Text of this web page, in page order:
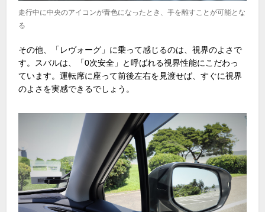
走行中に中央のアイコンが青色になったとき、手を離すことが可能とな
る
その他、「レヴォーグ」に乗って感じるのは、視界のよさで
す。スバルは、「0次安全」と呼ばれる視界性能にこだわっ
ています。運転席に座って前後左右を見渡せば、すぐに視界
のよさを実感できるでしょう。